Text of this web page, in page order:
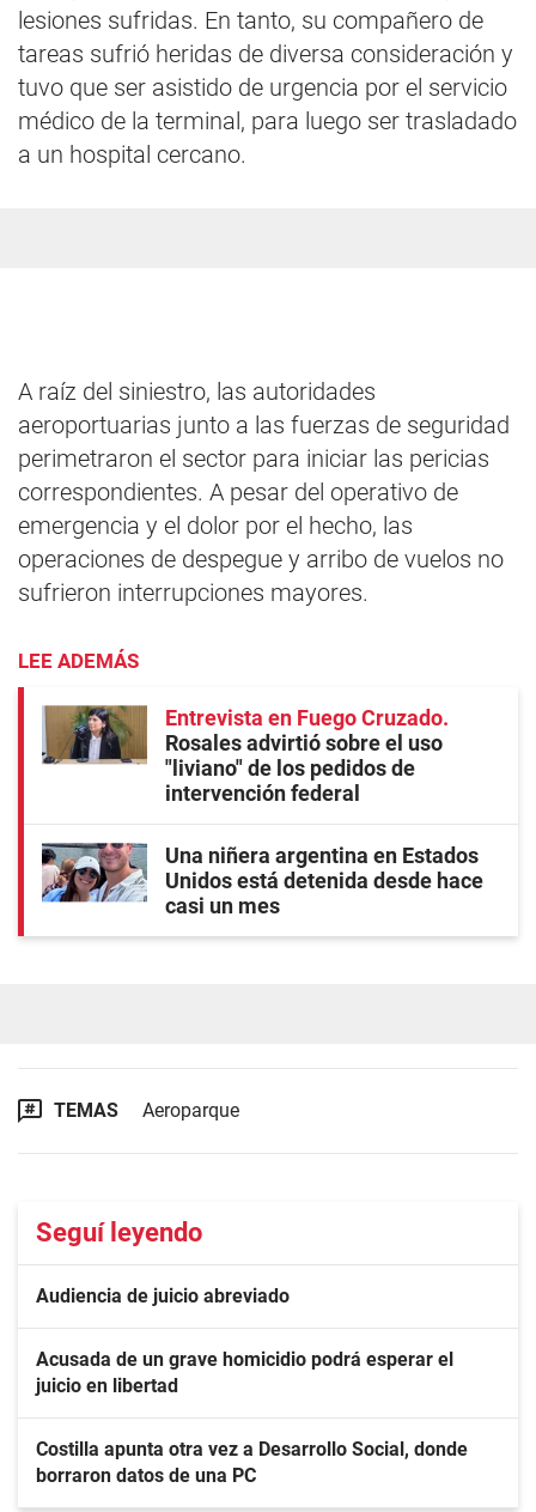
lesiones sufridas. En tanto, su compañero de
tareas sufrió heridas de diversa consideración y
tuvo que ser asistido de urgencia por el servicio
médico de la terminal, para luego ser trasladado
a un hospital cercano.
A raíz del siniestro, las autoridades
aeroportuarias junto a las fuerzas de seguridad
perimetraron el sector para iniciar las pericias
correspondientes. A pesar del operativo de
emergencia y el dolor por el hecho, las
operaciones de despegue y arribo de vuelos no
sufrieron interrupciones mayores.
LEE ADEMÁS
Entrevista en Fuego Cruzado
Rosales advirtió sobre el uso
"liviano" de los pedidos de
intervención federal
Una niñera argentina en Estados
Unidos está detenida desde hace
casi un mes
TEMAS Aeroparque
Seguí leyendo
Audiencia de juicio abreviado
Acusada de un grave homicidio podrá esperar el
juicio en libertad
Costilla apunta otra vez a Desarrollo Social, donde
borraron datos de una PC